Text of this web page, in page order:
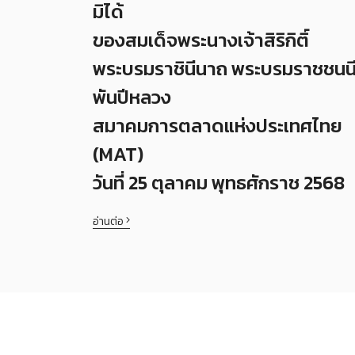
มิได้
ของสมเด็จพระนางเจ้าสิริกิติ์
พระบรมราชินีนาถ พระบรมราชชน
พันปีหลวง
สมาคมการตลาดแห่งประเทศไทย
(MAT)
วันที่ 25 ตุลาคม พุทธศักราช 2568
อ่านต่อ